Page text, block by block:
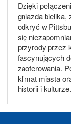
Dzięki
gniazda bielika,
odkryć w
się
przyrody przez
fascynujących
zaoferowania.
klimat miasta
historii i kulturze.